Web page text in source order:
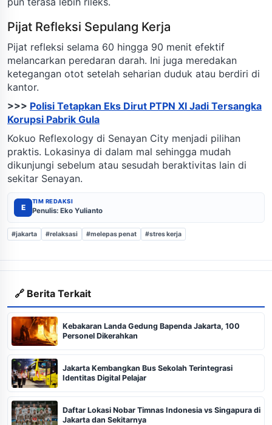
Pijat Refleksi Sepulang Kerja
Pijat refleksi selama 60 hingga 90 menit efektif
melancarkan peredaran darah. Ini juga meredakan
ketegangan otot setelah seharian duduk atau berdiri di
kantor.
>>> Polisi Tetapkan Eks Dirut PTPN XI Jadi Tersangka
Korupsi Pabrik Gula
Kokuo Reflexology di Senayan City menjadi pilihan
praktis. Lokasinya di dalam mal sehingga mudah
dikunjungi sebelum atau sesudah beraktivitas lain di
sekitar Senayan.
E
TIM REDAKSI
Penulis: Eko Yulianto
#jakarta #relaksasi #melepas penat #stres kerja
🔗 Berita Terkait
Kebakaran Landa Gedung Bapenda Jakarta, 100
Personel Dikerahkan
Jakarta Kembangkan Bus Sekolah Terintegrasi
Identitas Digital Pelajar
Daftar Lokasi Nobar Timnas Indonesia vs Singapura di
Jakarta dan Sekitarnya